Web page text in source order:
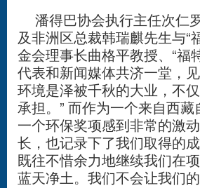
潘得巴协会执行主任次仁
及非洲区总裁韩瑞麒先生与“
金会理事长曲格平教授、“福
代表和新闻媒体共济一堂，
环境是泽被千秋的大业，不
承担。” 而作为一个来自西
一个环保奖项感到非常的激
长，也记录下了我们取得的
既往不惜余力地继续我们在
蓝天净土。我们不会让我们的